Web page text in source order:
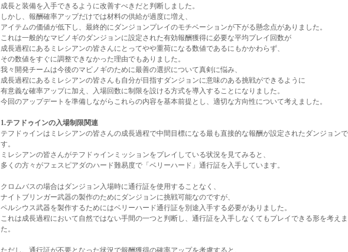
成長と装備を入手できるように改善すべきだと判断しました。
しかし、報酬確率アップだけでは材料の供給が過度に増え、
アイテムの価値が低下し、最終的にダンジョンプレイのモチベーションが下がる懸念点がありました。
これは一般的なマビノギのダンジョンに設定された有効報酬獲得に必要な平均プレイ回数が
成長過程にあるミレシアンの皆さんにとってやや重荷になる数値であるにもかかわらず、
その数値をすぐに調整できなかった理由でもありました。
我々開発チームは今後のマビノギのために最善の選択について真剣に悩み、
成長過程にあるミレシアンの皆さんも自分が目指すダンジョンに意味のある挑戦ができるように
有意義な確率アップに加え、入場回数に制限を設ける方式を導入することになりました。
今回のアップデートを準備しながらこれらの内容を基本前提とし、適切な方向性について考えました。
1.テフドゥインの入場制限関連
テフドゥインはミレシアンの皆さんの成長過程で中間目標になる最も直接的な報酬が設定されたダンジョンで
す。
ミレシアンの皆さんがテフドゥインミッションをプレイしている状況を見てみると、
多くの方々がフェスピアダのハード難易度で「ベリーハード」通行証を入手しています。
クロムバスの場合はダンジョン入場時に通行証を使用することなく、
ナイトブリンガー武器の製作のためにダンジョンに挑戦可能なのですが、
ペルシウス武器を製作するためにはベリーハード通行証を別途入手する必要がありました。
これは成長過程において自然ではない手間の一つと判断し、通行証を入手しなくてもプレイできる形を考え
た。
ただし、通行証が不要となった状況で報酬獲得の確率アップを考慮すると、